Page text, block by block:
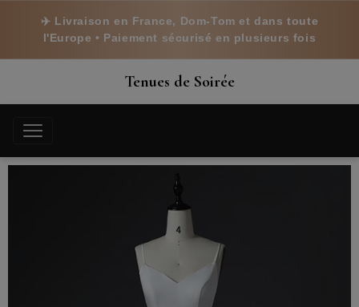
✈️ Livraison en France, Dom-Tom et dans toute
l'Europe • Paiement sécurisé en plusieurs fois
Tenues de Soirée